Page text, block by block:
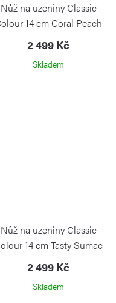
Nůž na uzeniny Classic
14 cm Coral Peach
2 499 Kč
Skladem
Nůž na uzeniny Classic
14 cm Tasty Sumac
2 499 Kč
Skladem